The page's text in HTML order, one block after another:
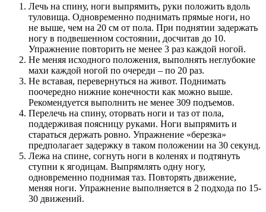
Лечь на спину, ноги выпрямить, руки положить вдоль
туловища. Одновременно поднимать прямые ноги, но
не выше, чем на 20 см от пола. При поднятии задержать
ногу в подвешенном состоянии, досчитав до 10.
Упражнение повторить не менее 3 раз каждой ногой.
Не меняя исходного положения, выполнять неглубокие
махи каждой ногой по очереди – по 20 раз.
Не вставая, перевернуться на живот. Поднимать
поочередно нижние конечности как можно выше.
Рекомендуется выполнить не менее 309 подъемов.
Перелечь на спину, оторвать ноги и таз от пола,
поддерживая поясницу руками. Ноги выпрямить и
стараться держать ровно. Упражнение «березка»
предполагает задержку в таком положении на 30 секунд.
Лежа на спине, согнуть ноги в коленях и подтянуть
ступни к ягодицам. Выпрямлять одну ногу,
одновременно поднимая таз. Повторять движение,
меняя ноги. Упражнение выполняется в 2 подхода по 15-
30 движений.